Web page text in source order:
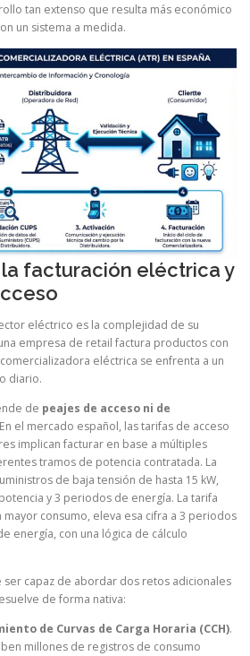
tan extenso que resulta más económico
un sistema a medida.
facturación eléctrica y
eléctrico es la complejidad de su
empresa de retail factura productos con
eléctrica se enfrenta a un
diario.
de peajes de acceso ni de
el mercado español, las tarifas de acceso
implican facturar en base a múltiples
tramos de potencia contratada. La
de baja tensión de hasta 15 kW,
y 3 periodos de energía. La tarifa
mayor consumo, eleva esa cifra a 3 periodos
energía, con una lógica de cálculo
capaz de abordar dos retos adicionales
de forma nativa:
de Curvas de Carga Horaria (CCH).
millones de registros de consumo